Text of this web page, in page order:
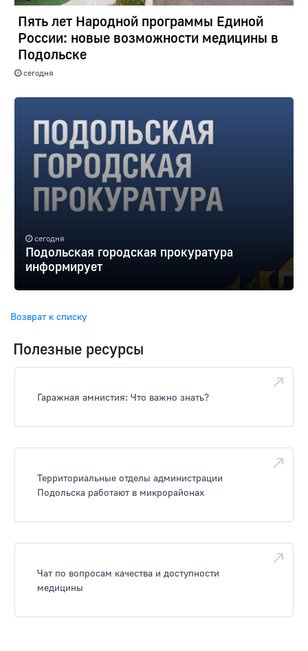
Пять лет Народной программы Единой
России: новые возможности медицины в
Подольске
сегодня
сегодня
Подольская городская прокуратура
информирует
Возврат к списку
Полезные ресурсы
Гаражная амнистия: Что важно знать?
Территориальные отделы администрации
Подольска работают в микрорайонах
Чат по вопросам качества и доступности
медицины